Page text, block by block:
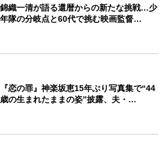
錦織一清が語る還暦からの新たな挑戦…少
年隊の分岐点と60代で挑む映画監督…
『恋の罪』神楽坂恵15年ぶり写真集で“44
歳の生まれたままの姿”披露、夫・…